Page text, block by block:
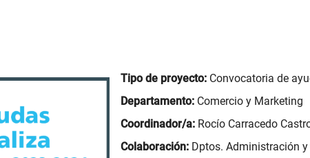
Tipo de proyecto: Convocatoria de
Departamento: Comercio y Marketing
Coordinador/a: Rocío Carracedo
Colaboración: Dptos. Administración